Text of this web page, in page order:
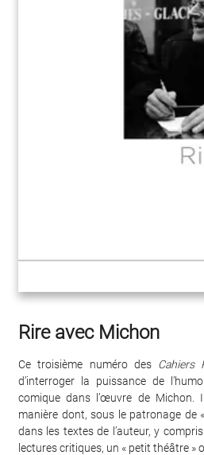
Rire avec Michon
Ce troisième numéro des Cahiers
d’interroger la puissance de
comique dans l’œuvre de Michon.
manière dont, sous le patronage de
dans les textes de l’auteur, y
lectures critiques, un « petit théâtre »